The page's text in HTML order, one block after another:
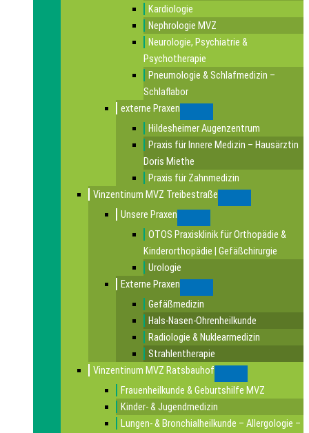
Kardiologie
Nephrologie MVZ
Neurologie, Psychiatrie &
Psychotherapie
Pneumologie & Schlafmedizin –
Schlaflabor
externe Praxen
Hildesheimer Augenzentrum
Praxis für Innere Medizin – Hausärztin
Doris Miethe
Praxis für Zahnmedizin
Vinzentinum MVZ Treibestraße
Unsere Praxen
OTOS Praxisklinik für Orthopädie &
Kinderorthopädie | Gefäßchirurgie
Urologie
Externe Praxen
Gefäßmedizin
Hals-Nasen-Ohrenheilkunde
Radiologie & Nuklearmedizin
Strahlentherapie
Vinzentinum MVZ Ratsbauhof
Frauenheilkunde & Geburtshilfe MVZ
Kinder- & Jugendmedizin
Lungen- & Bronchialheilkunde – Allergologie –